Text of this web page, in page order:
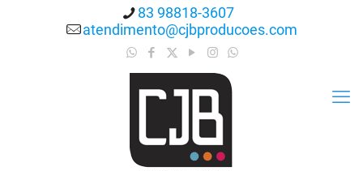
83 98818-3607
atendimento@cjbproducoes.com